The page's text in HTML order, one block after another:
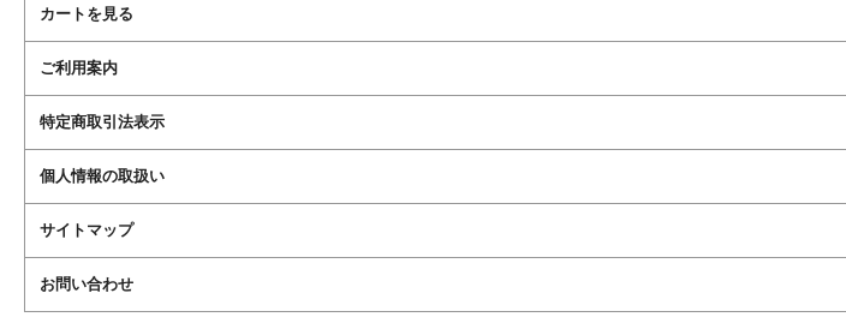
カートを見る
ご利用案内
特定商取引法表示
個人情報の取扱い
サイトマップ
お問い合わせ